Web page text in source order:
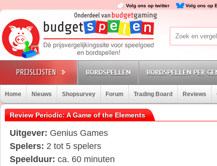
Volg ons op twitter Volg ons op
BORDSPELLEN BORDSPELLEN PER
Home Nieuws Shopsurvey Forum Trading Board Reviews
Review Periodic: A Game of the Elements
Uitgever: Genius Games
Spelers: 2 tot 5 spelers
Speelduur: ca. 60 minuten